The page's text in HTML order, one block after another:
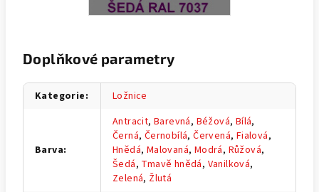
Doplňkové parametry
Kategorie: Ložnice
Barva:
Antracit,Barevná, Béžová, Bílá,
Černá, Černobílá,Červená, Fialová,
Hnědá, Malovaná, Modrá, Růžová,
Šedá, Tmavě hnědá, Vanilková,
Zelená, Žlutá